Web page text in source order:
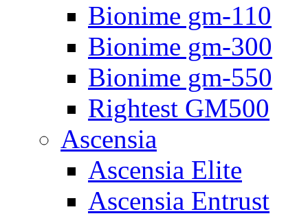
Bionime gm-110
Bionime gm-300
Bionime gm-550
Rightest GM500
Ascensia
Ascensia Elite
Ascensia Entrust